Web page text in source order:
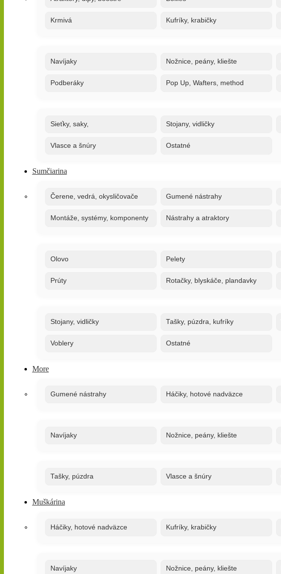
Krmivá Kufríky, krabičky
Navíjaky Nožnice, peány, kliešte
Podberáky Pop Up, Wafters, method
Sieťky, saky, Stojany, vidličky
Vlasce a šnúry Ostatné
Sumčiarina
Čerene, vedrá, okysličovače Gumené nástrahy
Montáže, systémy, komponenty Nástrahy a atraktory
Olovo Pelety
Prúty Rotačky, blyskáče, plandavky
Stojany, vidličky Tašky, púzdra, kufríky
Voblery Ostatné
More
Gumené nástrahy Háčiky, hotové nadväzce
Navíjaky Nožnice, peány, kliešte
Tašky, púzdra Vlasce a šnúry
Muškárina
Háčiky, hotové nadväzce Kufríky, krabičky
Navíjaky Nožnice, peány, kliešte